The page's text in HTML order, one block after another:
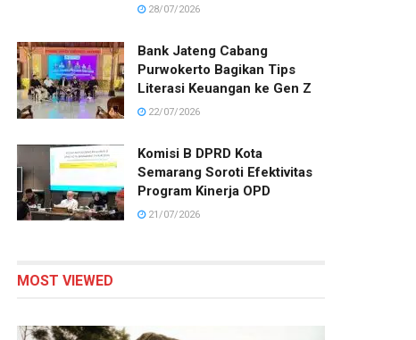
28/07/2026
Bank Jateng Cabang
Purwokerto Bagikan Tips
Literasi Keuangan ke Gen Z
22/07/2026
Komisi B DPRD Kota
Semarang Soroti Efektivitas
Program Kinerja OPD
21/07/2026
MOST VIEWED